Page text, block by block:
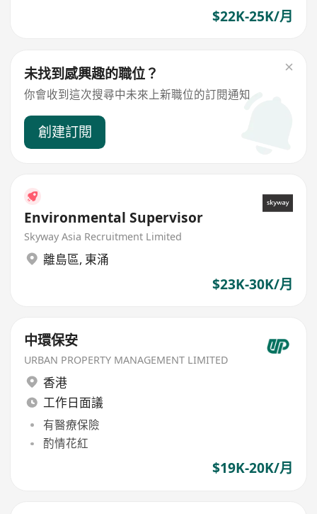
$22K-25K/月
未找到感興趣的職位？
你會收到這次搜尋中未來上新職位的訂閱通知
創建訂閱
Environmental Supervisor
Skyway Asia Recruitment Limited
離島區, 東涌
$23K-30K/月
中環保安
URBAN PROPERTY MANAGEMENT LIMITED
香港
工作日面議
有醫療保險
酌情花紅
$19K-20K/月